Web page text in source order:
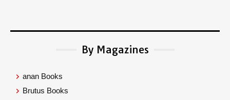
By Magazines
anan Books
Brutus Books